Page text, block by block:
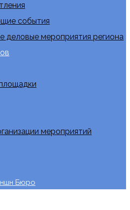
события
деловые мероприятия региона
мероприятий